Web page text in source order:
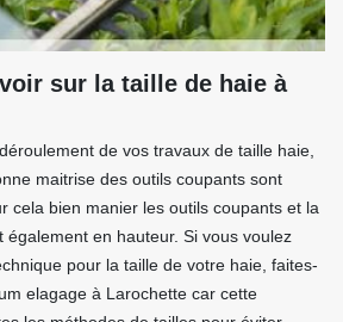
sur la taille de haie à
de vos travaux de taille haie,
maitrise des outils coupants sont
cela bien manier les outils coupants et la
également en hauteur. Si vous voulez
pour la taille de votre haie, faites-
elagage à Larochette car cette